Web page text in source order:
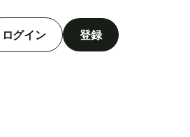
ログイン 登録